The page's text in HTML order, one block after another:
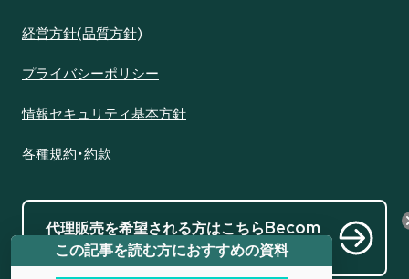
この記事を読む方におすすめの資料
経営方針(品質方針)
プライバシーポリシー
情報セキュリティ基本方針
各種規約・約款
代理販売を希望される方はこちら Becom
e a distributor